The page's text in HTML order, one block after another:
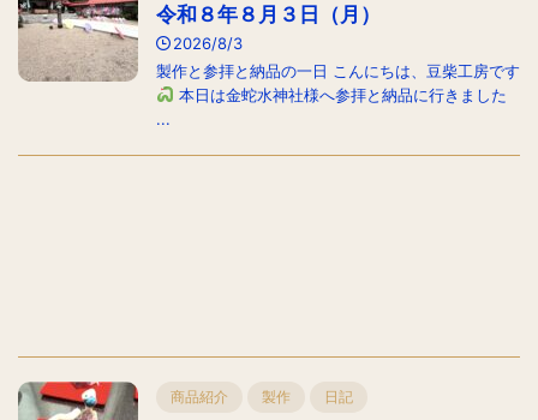
令和８年８月３日（月）
2026/8/3
製作と参拝と納品の一日 こんにちは、豆柴工房です
本日は金蛇水神社様へ参拝と納品に行きました
...
商品紹介 製作 日記